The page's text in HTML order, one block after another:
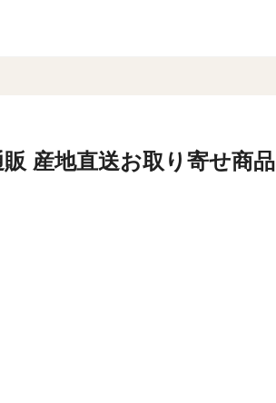
産地直送お取り寄せ商品